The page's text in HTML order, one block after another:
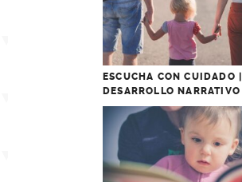
ESCUCHA CON CUIDADO |
DESARROLLO NARRATIVO